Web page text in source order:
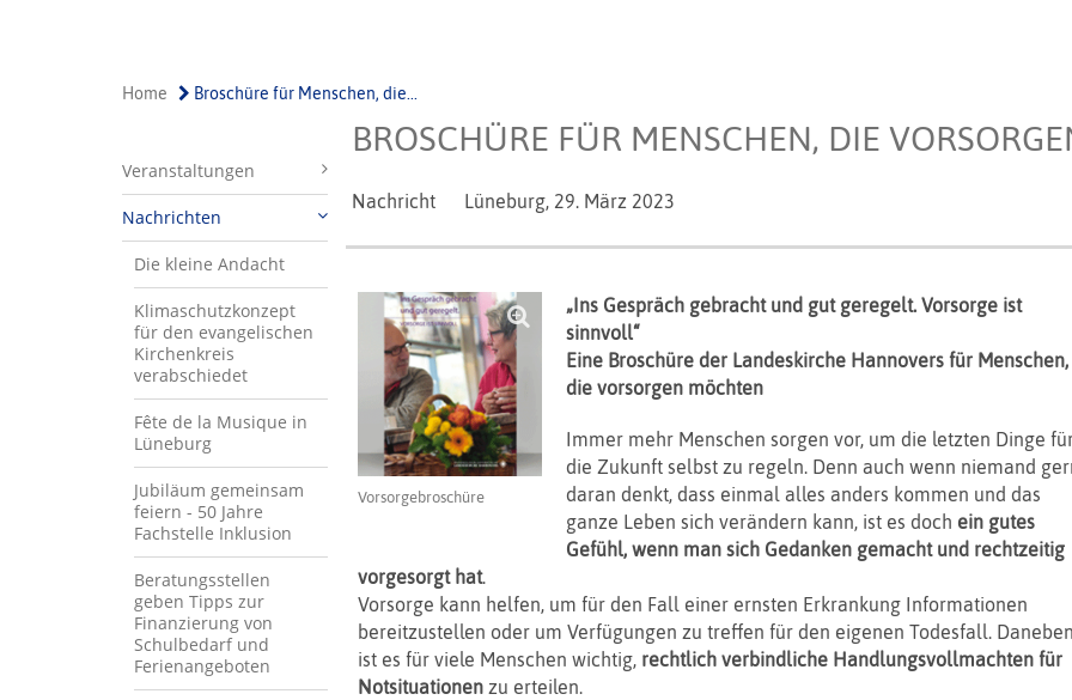
Home Broschüre für Menschen, die...
Veranstaltungen
Nachrichten
Die kleine Andacht
Klimaschutzkonzept
für den evangelischen
Kirchenkreis
verabschiedet
Fête de la Musique in
Lüneburg
Jubiläum gemeinsam
feiern - 50 Jahre
Fachstelle Inklusion
Beratungsstellen
geben Tipps zur
Finanzierung von
Schulbedarf und
Ferienangeboten
BROSCHÜRE FÜR MENSCHEN, DIE
Nachricht Lüneburg, 29. März 2023
Vorsorgebroschüre
„Ins Gespräch gebracht und gut geregelt. Vorsorge ist
sinnvoll“
Eine Broschüre der Landeskirche Hannovers für Menschen,
die vorsorgen möchten
Immer mehr Menschen sorgen vor, um die letzten Dinge
die Zukunft selbst zu regeln. Denn auch wenn niemand
daran denkt, dass einmal alles anders kommen und das
ganze Leben sich verändern kann, ist es doch ein gutes
Gefühl, wenn man sich Gedanken gemacht und rechtzeitig
vorgesorgt hat.
Vorsorge kann helfen, um für den Fall einer ernsten Erkrankung Informationen
bereitzustellen oder um Verfügungen zu treffen für den eigenen Todesfall. Daneben
ist es für viele Menschen wichtig, rechtlich verbindliche Handlungsvollmachten für
Notsituationenzu erteilen.